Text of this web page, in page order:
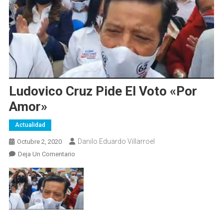
Ludovico Cruz Pide El Voto «por
Amor»
Actualidad
Octubre 2, 2020 Danilo Eduardo Villarroel
Deja Un ComentarioEn
Cruz
Pide
El
Voto